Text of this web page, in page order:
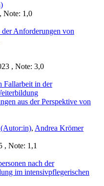
Note: 1,0
Anforderungen von
, Note: 3,0
Fallarbeit in der
aus der Perspektive von
, Andrea Krömer
, Note: 1,1
nach der
im intensivpflegerischen